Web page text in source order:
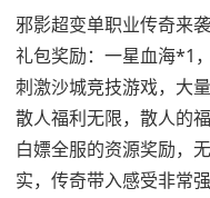
邪影超变单职业传奇来
礼包奖励：一星血海*1
刺激沙城竞技游戏，大
散人福利无限，散人的
白嫖全服的资源奖励，
实，传奇带入感受非常